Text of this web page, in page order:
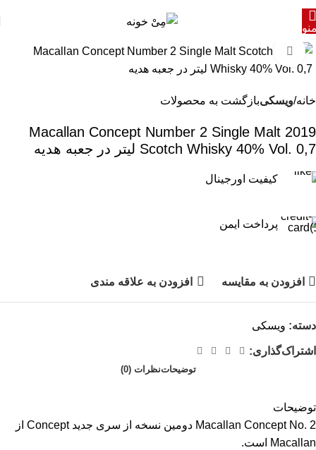
برای بزرگنمایی کلیک کنید
خانه ویسکیبازگشت به محصولات
2019 Macallan Concept Number 2 Single Malt
Scotch Whisky 40% Vol. 0,7 لیتر در جعبه هدیه
کیفیت اورجینال
پرداخت ایمن
افزودن به مقایسه افزودن به علاقه مندی
دسته: ویسکی
اشتراک‌گذاری:
توضیحاتنظرات (0)
توضیحات
Macallan Concept No. 2 دومین نسخه از سری جدید Concept از
Macallan است.